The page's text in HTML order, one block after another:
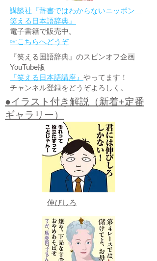
講談社『辞書ではわからないニッポン
笑える日本語辞典』
電子書籍で販売中。
☞こちらへどうぞ
『笑える国語辞典』のスピンオフ企画
YouTube版
『笑える日本語講座』 やってます！
チャンネル登録をどうぞよろしく。
●イラスト付き解説（新着+定番
ギャラリー）
伸びしろ